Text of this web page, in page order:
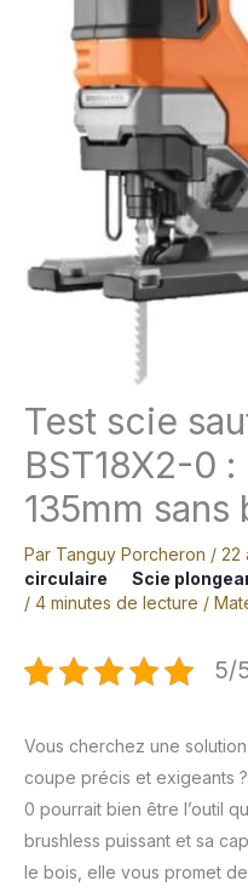
Test scie
BST18X2-0
135mm sans
Par Tanguy Porcheron / 22
circulaire
Scie
/ 4 minutes de lecture /
5/
Vous cherchez une
coupe précis et exigeants
0 pourrait bien être l’outil
brushless puissant et sa
le bois, elle vous promet